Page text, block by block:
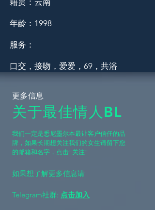
籍贯：云南
年龄：1998
服务：
口交，接吻，爱爱，69，共浴
更多信息
关于最佳情人BL
​我们一定是悉尼墨尔本最让客户信任的品
牌，如果长期想关注我们的女生请留下您
的邮箱和名字，点击“关注”
如果想了解更多信息请
Telegram社群: 点击加入